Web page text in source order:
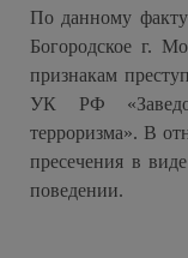
По данному
Богородское г.
признакам
УК РФ
терроризма». В
пресечения в
поведении.